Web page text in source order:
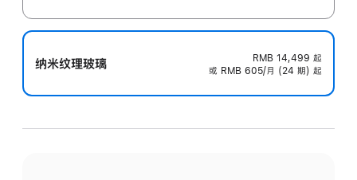
纳米纹理玻璃 RMB 14,499 起
或 RMB 605/月 (24 期) 起